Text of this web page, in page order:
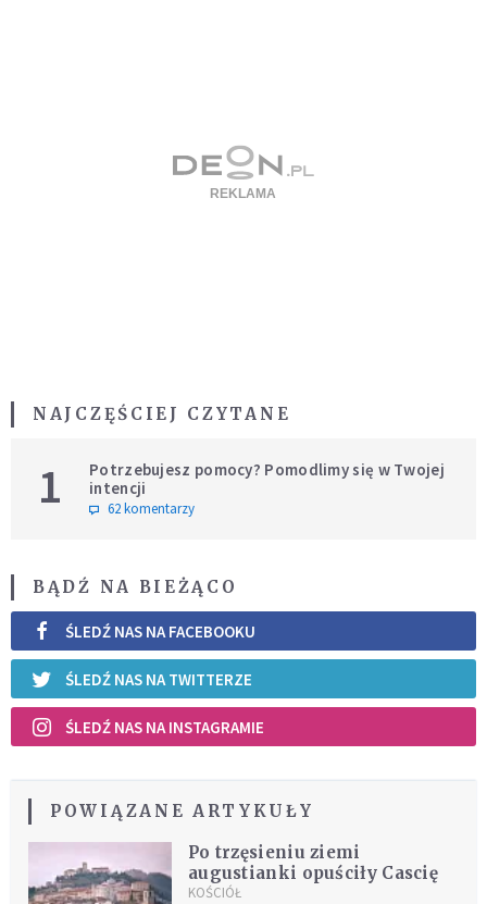
NAJCZĘŚCIEJ CZYTANE
1
Potrzebujesz pomocy? Pomodlimy się w Twojej
intencji
62 komentarzy
BĄDŹ NA BIEŻĄCO
ŚLEDŹ NAS NA FACEBOOKU
ŚLEDŹ NAS NA TWITTERZE
ŚLEDŹ NAS NA INSTAGRAMIE
POWIĄZANE ARTYKUŁY
Po trzęsieniu ziemi
augustianki opuściły Cascię
KOŚCIÓŁ